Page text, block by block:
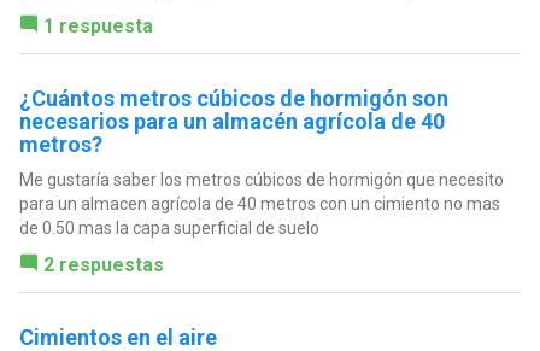
1 respuesta
¿Cuántos metros cúbicos de hormigón son
necesarios para un almacén agrícola de 40
metros?
Me gustaría saber los metros cúbicos de hormigón que necesito
para un almacen agrícola de 40 metros con un cimiento no mas
de 0.50 mas la capa superficial de suelo
2 respuestas
Cimientos en el aire